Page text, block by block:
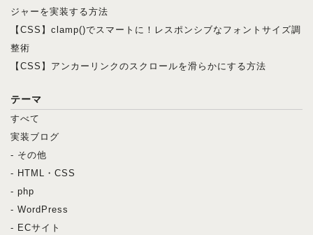
ジャーを実装する方法
【CSS】clamp()でスマートに！レスポンシブなフォントサイズ調
整術
【CSS】アンカーリンクのスクロールを滑らかにする方法
テーマ
すべて
実装ブログ
- その他
- HTML・CSS
- php
- WordPress
- ECサイト